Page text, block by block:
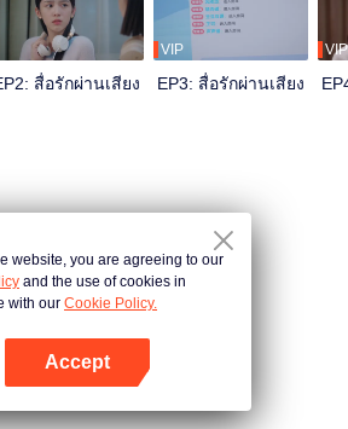
อย่างช้าๆ กว่ากู้เซิงจะรู้ตัว เธอก็ติดกับดักแสนหวานที่
ป็นที่เรียบร้อย...
สื่อรักผ่านเสียง
VIP
EP3: สื่อรักผ่านเสียง
VIP
website, you are agreeing to our
and the use of cookies in
with our Cookie Policy.
Accept